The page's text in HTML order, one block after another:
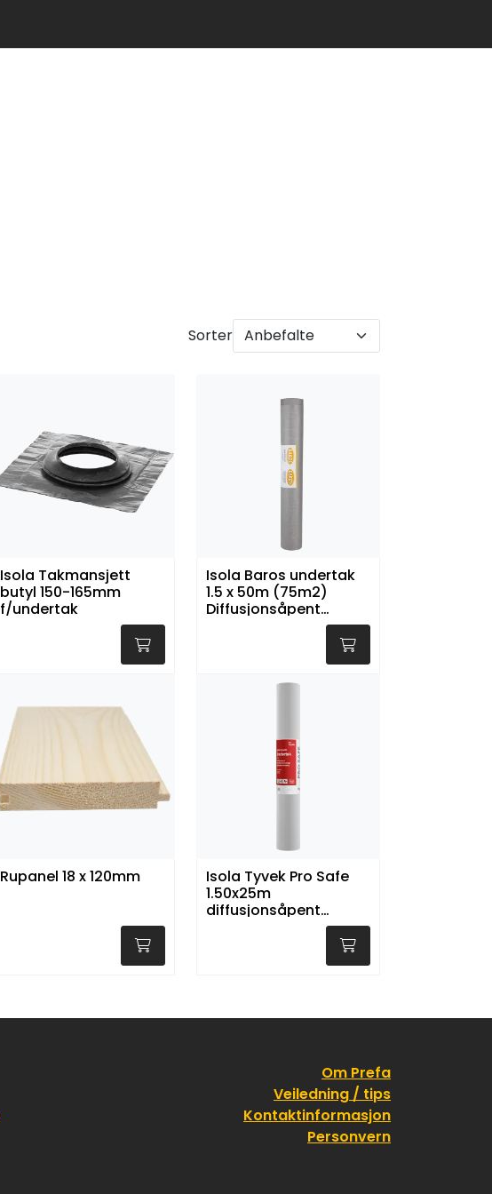
Sorter
Isola Takmansjett
butyl 150-165mm
f/undertak
Isola Baros undertak
1.5 x 50m (75m2)
Diffusjonsåpent
(Utgående artikkel)
Rupanel 18 x 120mm
Isola Tyvek Pro Safe
1.50x25m
diffusjonsåpent
undertak m/klebekant
Om Prefa
Veiledning / tips
Kontaktinformasjon
Personvern